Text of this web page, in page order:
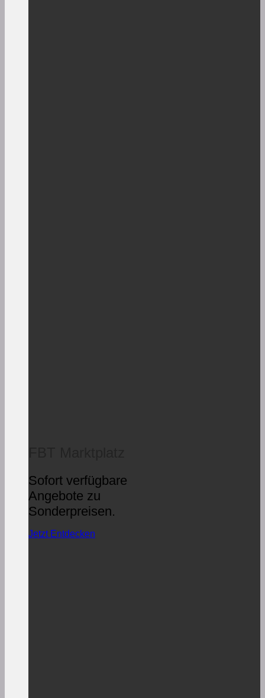
Sofort verfügbare
Angebote zu
Sonderpreisen.
Jetzt Entdecken